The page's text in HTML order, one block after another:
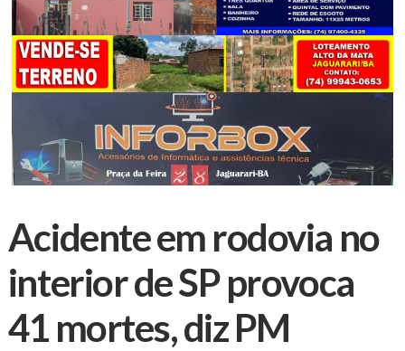
Acidente em rodovia no
interior de SP provoca
41 mortes, diz PM